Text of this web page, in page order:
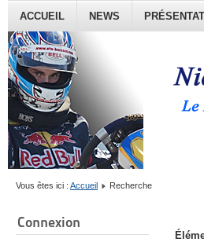
ACCUEIL NEWS
Vous êtes ici : Accueil Recherche
Connexion